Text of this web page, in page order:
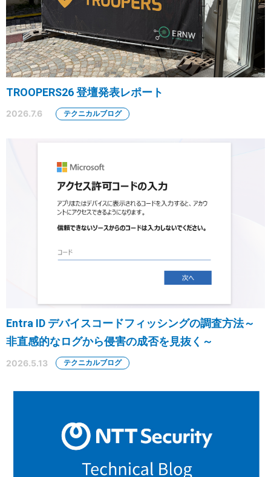
TROOPERS26 登壇発表レポート
2026.7.6 テクニカルブログ
Entra ID デバイスコードフィッシングの調査方法～
非直感的なログから侵害の成否を見抜く～
2026.5.13 テクニカルブログ